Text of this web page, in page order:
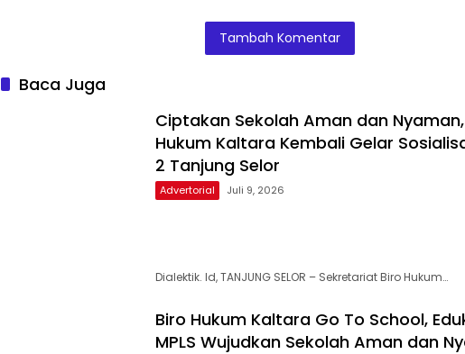
Raperda Kepemudaan
Tambah Komentar
Baca Juga
Ciptakan Sekolah Aman dan
Hukum Kaltara Kembali Gelar
2 Tanjung Selor
Advertorial Juli 9, 2026
Dialektik. Id, TANJUNG SELOR – Sekretariat Biro Hukum…
Biro Hukum Kaltara Go To School,
MPLS Wujudkan Sekolah Aman dan